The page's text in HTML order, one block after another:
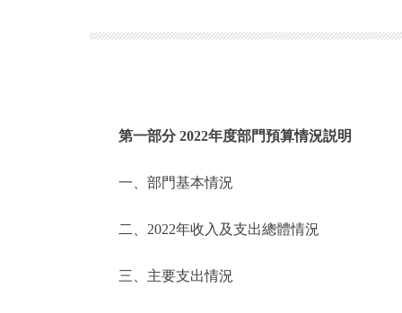
第一部分 2022年度部門預算情況説明
一、部門基本情況
二、2022年收入及支出總體情況
三、主要支出情況